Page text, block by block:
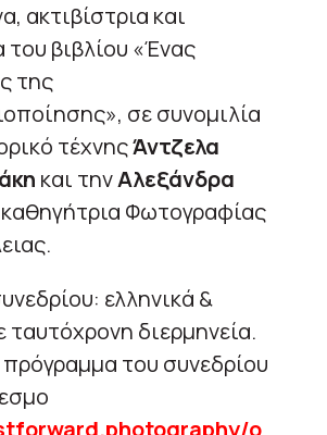
ακτιβίστρια και
βιβλίου «Ένας
της
σε συνομιλία
τέχνηςΆντζελα
και τηνΑλεξάνδρα
καθηγήτρια Φωτογραφίας
ελληνικά &
ταυτόχρονη διερμηνεία.
του συνεδρίου